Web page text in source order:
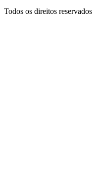
Todos os direitos reservados